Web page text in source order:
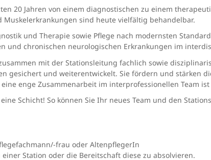
20 Jahren von einem diagnostischen zu einem
Muskelerkrankungen sind heute vielfältig behandelbar.
und Therapie sowie Pflege nach modernsten
und chronischen neurologischen Erkrankungen im
mit der Stationsleitung fachlich sowie
gesichert und weiterentwickelt. Sie fördern und stärken
enge Zusammenarbeit im interprofessionellen Team
Schicht! So können Sie Ihr neues Team und den
frau oder AltenpflegerIn
Station oder die Bereitschaft diese zu absolvieren.